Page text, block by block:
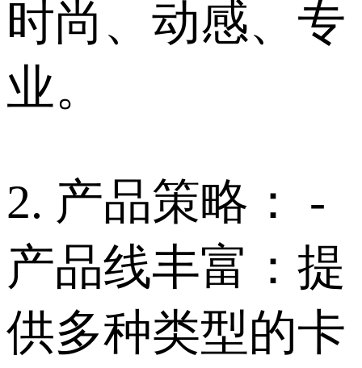
时尚、动感、专
业。
2. 产品策略： -
产品线丰富：提
供多种类型的卡